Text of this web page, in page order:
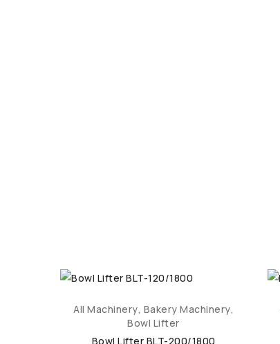
All Machinery, Bakery Machinery,
Bowl Lifter
Bowl Lifter BLT-200/1800